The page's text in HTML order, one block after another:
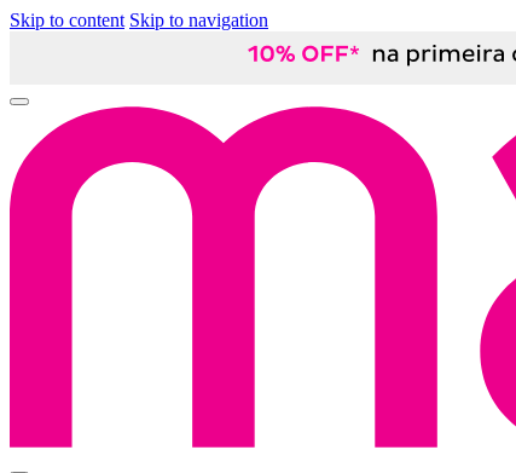
Skip to content Skip to navigation